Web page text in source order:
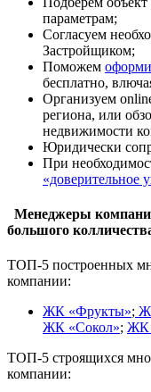
параметрам;
Согласуем
Застройщиком;
Поможем
бесплатно,
Организуем
региона, или
недвижимости
Юридически
При
«доверительное
Менеджеры
большого
ТОП-5 построенных
компании:
ЖК «Фрукты»;
ЖК «Сокол»; ЖК
ТОП-5 строящихся
компании: